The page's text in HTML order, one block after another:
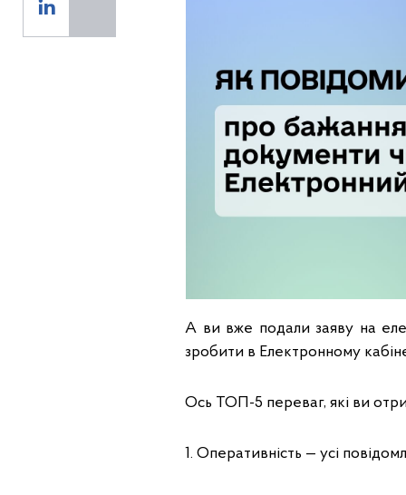
А ви вже подали заяву на
зробити в Електронному
Ось ТОП-5 переваг, які ви
1. Оперативність — усі